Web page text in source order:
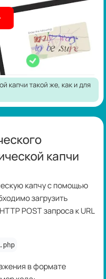
капчи такой же, как и для
капчи
капчу с помощью
загрузить
POST запроса к URL
в формате